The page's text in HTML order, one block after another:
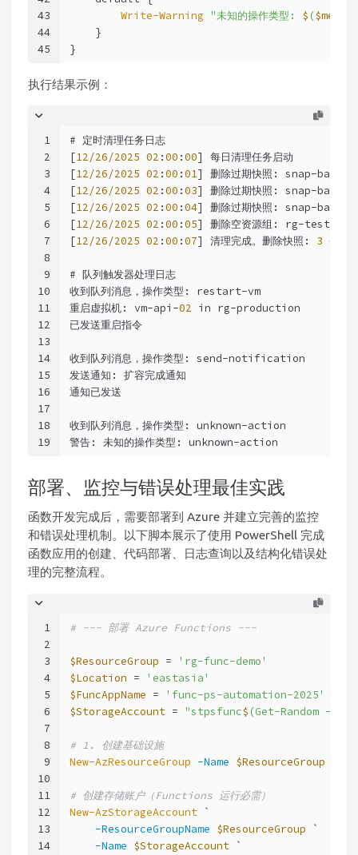
43
44
45
Write-Warning "未知的操作类型: $ (
    }
}
执行结果示例：
1
2
3
4
5
6
7
8
9
10
11
12
13
14
15
16
17
18
19
# 定时清理任务日志
[12/26/2025 02 :00 :00] 每日清理任务启动
[12/26/2025 02 :00 :01] 删除过期快照: snap-
[12/26/2025 02 :00 :03] 删除过期快照: snap-
[12/26/2025 02 :00 :04] 删除过期快照: snap-
[12/26/2025 02 :00 :05] 删除空资源组: rg-test-
[12/26/2025 02 :00 :07] 清理完成。删除快照: 3 个，
# 队列触发器处理日志
收到队列消息，操作类型: restart-vm
重启虚拟机: vm-api-02 in rg-production
已发送重启指令
收到队列消息，操作类型: send-notification
发送通知: 扩容完成通知
通知已发送
收到队列消息，操作类型: unknown-action
警告: 未知的操作类型: unknown-action
部署、监控与错误处理最佳实践
函数开发完成后，需要部署到 Azure 并建立完善的监控
和错误处理机制。以下脚本展示了使用 PowerShell 完成
函数应用的创建、代码部署、日志查询以及结构化错误处
理的完整流程。
1
2
3
4
5
6
7
8
9
10
11
12
13
14
# --- 部署 Azure Functions ---
$ResourceGroup =
'rg-func-demo'
$Location =
'eastasia'
$FuncAppName =
'func-ps-automation-2025'
$StorageAccount = "stpsfunc$ (Get-Random -
# 1. 创建基础设施
New-AzResourceGroup -Name $ResourceGroup
# 创建存储账户（Functions 运行必需）
New-AzStorageAccount `
-ResourceGroupName $ResourceGroup `
-Name $StorageAccount `